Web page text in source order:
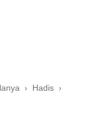
› Hadis ›